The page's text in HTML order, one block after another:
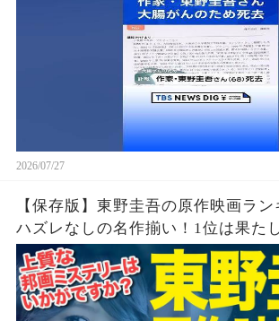
2026/07/27
【保存版】東野圭吾の原作映画ラン
ハズレなしの名作揃い！1位は果た